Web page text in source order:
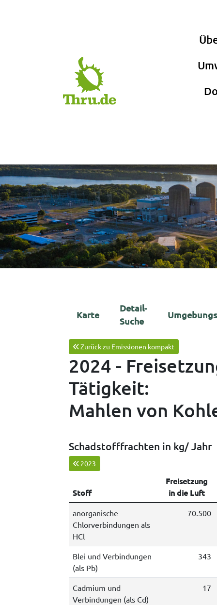
Karte
Detail-
Suche
Zurück zu Emissionen kompakt
2024 -
Tätigkeit:
Mahlen von
Schadstofffrachten in kg/ Jahr
2023
Stoff
Freisetzung
in die Luft
anorganische
Chlorverbindungen als
HCl
70.500
Blei und Verbindungen
(als Pb)
343
Cadmium und
Verbindungen (als Cd)
17